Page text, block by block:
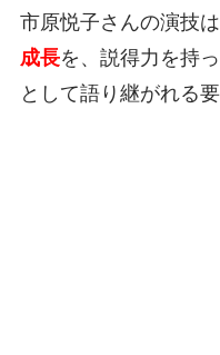
市原悦子さんの演技は
成長を、説得力を持
として語り継がれる